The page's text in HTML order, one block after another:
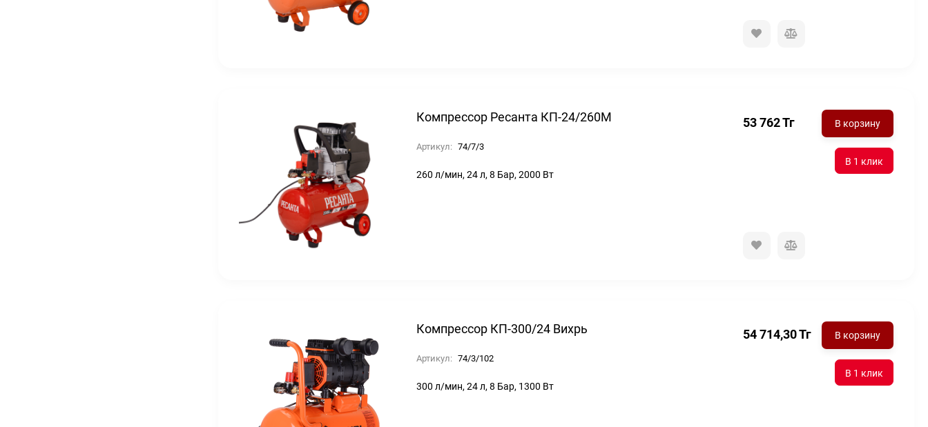
Компрессор Ресанта КП-24/260М
Артикул: 74/7/3
260 л/мин, 24 л, 8 Бар, 2000 Вт
53 762Тг В корзину
Компрессор КП-300/24 Вихрь
Артикул: 74/3/102
300 л/мин, 24 л, 8 Бар, 1300 Вт
54 714,30Тг В корзину